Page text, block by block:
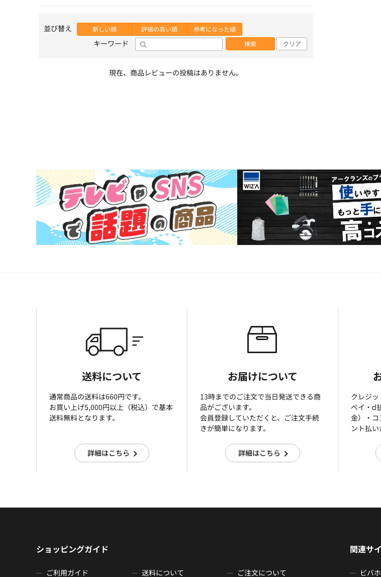
並び替え 新しい順 評価の高い順 参考になった順
キーワード 検索 クリア
現在、商品レビューの投稿はありません。
送料について
通常商品の送料は660円です。
お買い上げ5,000円以上（税込）で基本
送料無料となります。
詳細はこちら
お届けについて
13時までのご注文で当日発送できる商
品がございます。
会員登録していただくと、ご注文手続
きが簡単になります。
詳細はこちら
クレジ
ぺイ・d
金）・
ント払い
ショッピングガイド
ご利用ガイド 送料について ご注文について
関連サ
ビバ